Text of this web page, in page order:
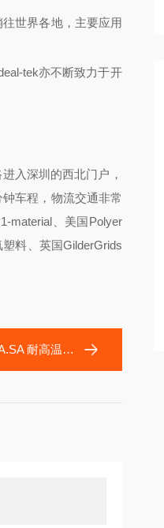
世界各地，主要应用
tek亦不断致力于开
入深圳的西北门户，
车程，物流交通非常
material、美国Polyer
料、英国GilderGrids
子 耐腐蚀镊子